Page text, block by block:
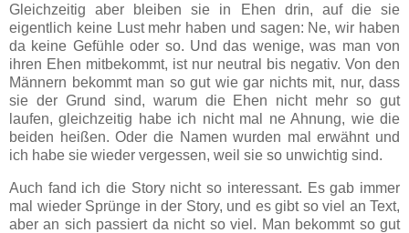
Gleichzeitig aber bleiben sie in Ehen drin, auf die sie
eigentlich keine Lust mehr haben und sagen: Ne, wir haben
da keine Gefühle oder so. Und das wenige, was man von
ihren Ehen mitbekommt, ist nur neutral bis negativ. Von den
Männern bekommt man so gut wie gar nichts mit, nur, dass
sie der Grund sind, warum die Ehen nicht mehr so gut
laufen, gleichzeitig habe ich nicht mal ne Ahnung, wie die
beiden heißen. Oder die Namen wurden mal erwähnt und
ich habe sie wieder vergessen, weil sie so unwichtig sind.
Auch fand ich die Story nicht so interessant. Es gab immer
mal wieder Sprünge in der Story, und es gibt so viel an Text,
aber an sich passiert da nicht so viel. Man bekommt so gut